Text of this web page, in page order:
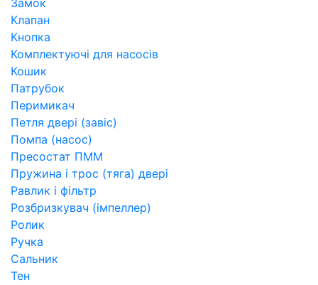
Замок
Клапан
Кнопка
Комплектуючі для насосів
Кошик
Патрубок
Перимикач
Петля двері (завіс)
Помпа (насос)
Пресостат ПММ
Пружина і трос (тяга) двері
Равлик і фільтр
Розбризкувач (імпеллер)
Ролик
Ручка
Сальник
Тен